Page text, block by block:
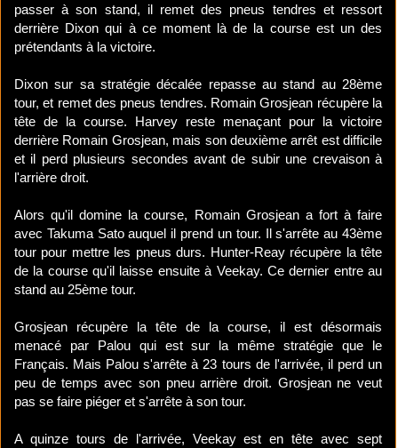
passer à son stand, il remet des pneus tendres et ressort
derrière Dixon qui à ce moment là de la course est un des
prétendants à la victoire.
Dixon sur sa stratégie décalée repasse au stand au 28ème
tour, et remet des pneus tendres. Romain Grosjean récupère la
tête de la course. Harvey reste menaçant pour la victoire
derrière Romain Grosjean, mais son deuxième arrêt est difficile
et il perd plusieurs secondes avant de subir une crevaison à
l'arrière droit.
Alors qu'il domine la course, Romain Grosjean a fort à faire
avec Takuma Sato auquel il prend un tour. Il s'arrête au 43ème
tour pour mettre les pneus durs. Hunter-Reay récupère la tête
de la course qu'il laisse ensuite à Veekay. Ce dernier entre au
stand au 25ème tour.
Grosjean récupère la tête de la course, il est désormais
menacé par Palou qui est sur la même stratégie que le
Français. Mais Palou s'arrête à 23 tours de l'arrivée, il perd un
peu de temps avec son pneu arrière droit. Grosjean ne veut
pas se faire piéger et s'arrête à son tour.
A quinze tours de l'arrivée, Veekay est en tête avec sept